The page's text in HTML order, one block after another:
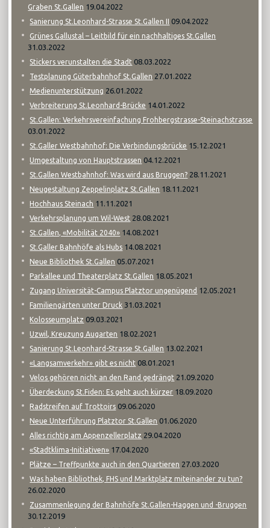
Graben St.Gallen 19.04.2022
Sanierung St.Leonhard-Strasse St.Gallen II 09.04.2022
Grünes Gallustal – Leitbild für ein nachhaltiges St.Gallen
31.03.2022
Stickers verunstalten die Stadt 08.03.2022
Testplanung Güterbahnhof St.Gallen 27.01.2022
Medienunterstützung 26.01.2022
Verbreiterung St.Leonhard-Brücke 14.01.2022
St.Gallen: Verkehrsvereinfachung Frohbergstrasse-Steinachstrasse
03.01.2022
St.Galler Westbahnhof: Die Verbindungsbrücke 15.12.2021
Umgestaltung von Hauptstrassen 04.12.2021
St.Gallen Westbahnhof: Was wird aus Bruggen? 28.11.2021
Neugestaltung Zeppelinplatz St.Gallen 18.11.2021
Hochhaus Steinach 11.11.2021
Verkehrsplanung um Wil-West 28.08.2021
St.Gallen, «Mobilität 2040» 14.08.2021
St.Galler Bahnhöfe als Hubs 14.08.2021
Neue Bibliothek St.Gallen 05.07.2021
Parkallee und Theaterplatz St.Gallen 18.05.2021
Zugang Universität-Campus Platztor ungenügend 12.05.2021
Familiengärten unter Druck 31.03.2021
Kolosseumplatz 09.03.2021
Uzwil, Kreuzung Augarten 18.02.2021
Sanierung St.Leonhard-Strasse St.Gallen 13.02.2021
«Langsamverkehr» gibt es nicht 08.01.2021
Velos gehören nicht an den Rand gedrängt 21.09.2020
Überdeckung St.Fiden: Es geht auch kürzer 18.09.2020
Radstreifen auf Trottoirs 09.06.2020
Neue Unterführung Platztor St.Gallen 01.06.2020
Alles richtig am Appenzellerplatz 29.04.2020
«Stadtklima-Initiativen» 17.04.2020
Plätze – Treffpunkte auch in den Quartieren 27.03.2020
Was haben Bibliothek, FHS und Marktplatz miteinander zu tun?
26.02.2020
Zusammenlegung der Bahnhöfe St.Gallen-Haggen und -Bruggen
30.12.2019